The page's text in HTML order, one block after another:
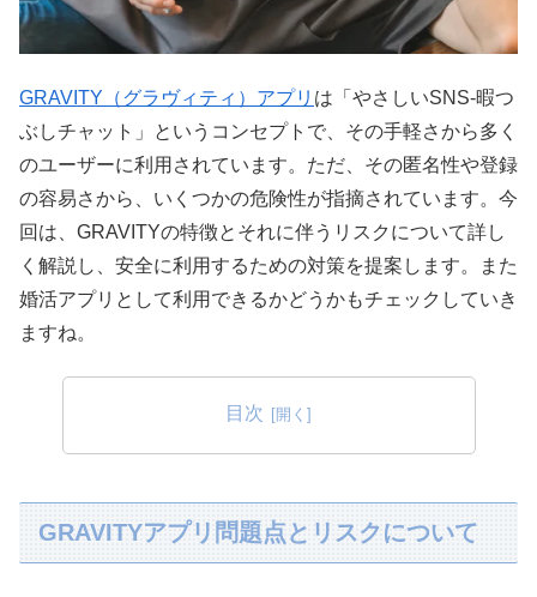
GRAVITY（グラヴィティ）アプリ は「やさしいSNS-暇つ
ぶしチャット」というコンセプトで、その手軽さから多く
のユーザーに利用されています。ただ、その匿名性や登録
の容易さから、いくつかの危険性が指摘されています。今
回は、GRAVITYの特徴とそれに伴うリスクについて詳し
く解説し、安全に利用するための対策を提案します。また
婚活アプリとして利用できるかどうかもチェックしていき
ますね。
目次
GRAVITYアプリ問題点とリスクについて